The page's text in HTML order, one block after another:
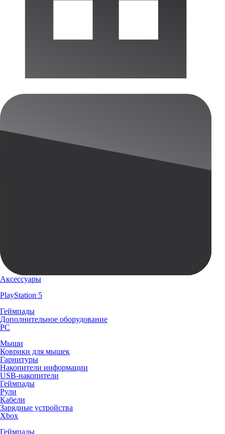
Аксессуары
PlayStation 5
Геймпады
Дополнительное оборудование
PC
Мыши
Коврики для мышек
Гарнитуры
Накопители информации
USB-накопители
Геймпады
Рули
Кабели
Зарядные устройства
Xbox
Геймпады